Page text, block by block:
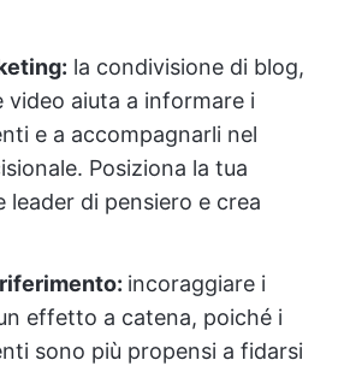
la condivisione di blog,
video aiuta a informare i
e a accompagnarli nel
Posiziona la tua
leader di pensiero e crea
incoraggiare i
effetto a catena, poiché i
sono più propensi a fidarsi